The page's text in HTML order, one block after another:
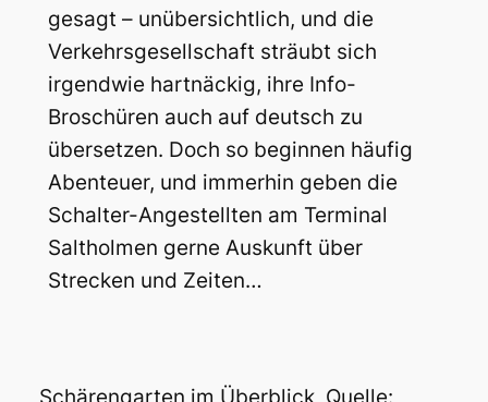
gesagt – unübersichtlich, und die
Verkehrsgesellschaft sträubt sich
irgendwie hartnäckig, ihre Info-
Broschüren auch auf deutsch zu
übersetzen. Doch so beginnen häufig
Abenteuer, und immerhin geben die
Schalter-Angestellten am Terminal
Saltholmen gerne Auskunft über
Strecken und Zeiten…